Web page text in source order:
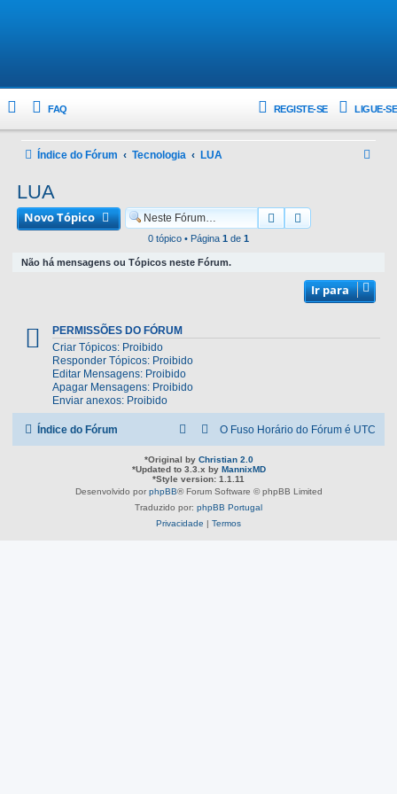
FAQ LIGUE-SE
REGISTE-SE
Índice do Fórum Tecnologia LUA
s
r
LUA
Novo Tópico Pesquisar
0 tópico • Página 1 de 1
Não há mensagens ou Tópicos neste Fórum.
Ir para
PERMISSÕES DO FÓRUM
Criar Tópicos: Proibido
Responder Tópicos: Proibido
Editar Mensagens: Proibido
Apagar Mensagens: Proibido
Enviar anexos: Proibido
Índice do Fórum O Fuso Horário do Fórum é UTC
*Original by Christian 2.0
*Updated to 3.3.x by MannixMD
*Style version: 1.1.11
Desenvolvido por phpBB® Forum Software © phpBB Limited
Traduzido por: phpBB Portugal
Privacidade
Termos